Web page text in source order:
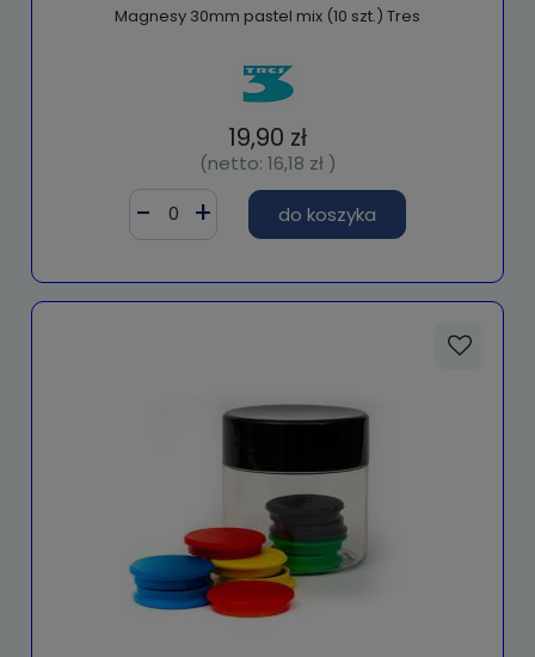
Magnesy 30mm pastel mix (10 szt.) Tres
19,90 zł
(netto: 16,18 zł)
do koszyka